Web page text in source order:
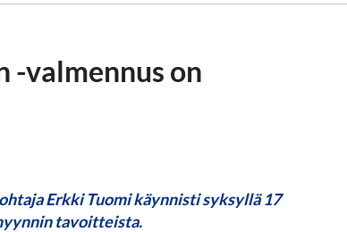
-valmennus on
Erkki Tuomikäynnisti syksyllä 17
tavoitteista.